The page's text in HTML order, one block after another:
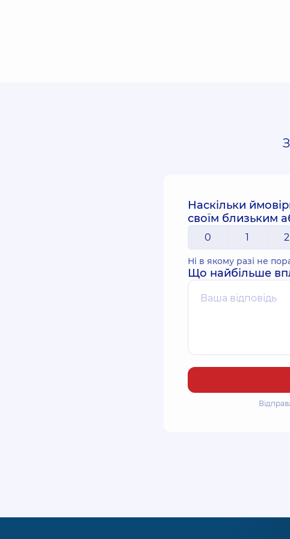
Наскільки
своїм близьким
0 1 2
Ні в якому разі не
Що найбільше